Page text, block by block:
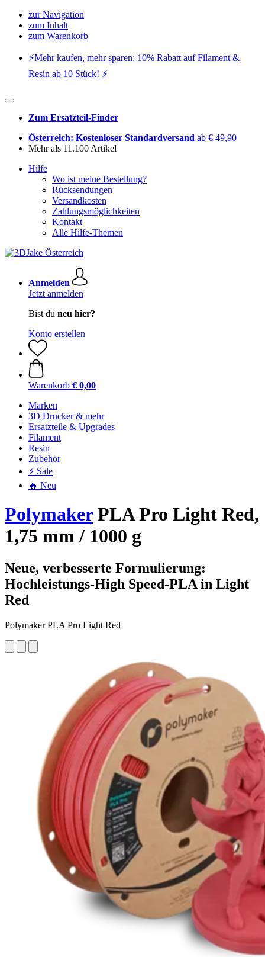
zur Navigation
zum Inhalt
zum Warenkorb
⚡️Mehr kaufen, mehr sparen: 10% Rabatt auf Filament &
Resin ab 10 Stück! ⚡️
Zum Ersatzteil-Finder
Österreich: Kostenloser Standardversand ab € 49,90
Mehr als 11.100 Artikel
Hilfe
Wo ist meine Bestellung?
Rücksendungen
Versandkosten
Zahlungsmöglichkeiten
Kontakt
Alle Hilfe-Themen
Anmelden
Jetzt anmelden
Bist du neu hier?
Konto erstellen
Warenkorb € 0,00
Marken
3D Drucker & mehr
Ersatzteile & Upgrades
Filament
Resin
Zubehör
⚡ Sale
🔥 Neu
PolymakerPLA Pro Light Red,
1,75 mm / 1000 g
Neue, verbesserte Formulierung:
Hochleistungs-High Speed-PLA in Light
Red
Polymaker PLA Pro Light Red